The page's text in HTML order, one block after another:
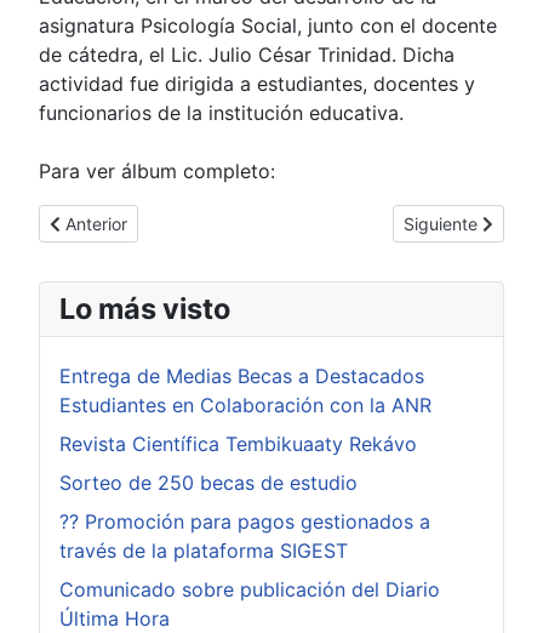
asignatura Psicología Social, junto con el docente
de cátedra, el Lic. Julio César Trinidad. Dicha
actividad fue dirigida a estudiantes, docentes y
funcionarios de la institución educativa.
Para ver álbum completo:
Artículo anterior: Taller sobre Fertilidad de Suelos en la Sede
Anterior Artículo
Siguiente
Lo más visto
Entrega de Medias Becas a Destacados
Estudiantes en Colaboración con la ANR
Revista Científica Tembikuaaty Rekávo
Sorteo de 250 becas de estudio
?? Promoción para pagos gestionados a
través de la plataforma SIGEST
Comunicado sobre publicación del Diario
Última Hora